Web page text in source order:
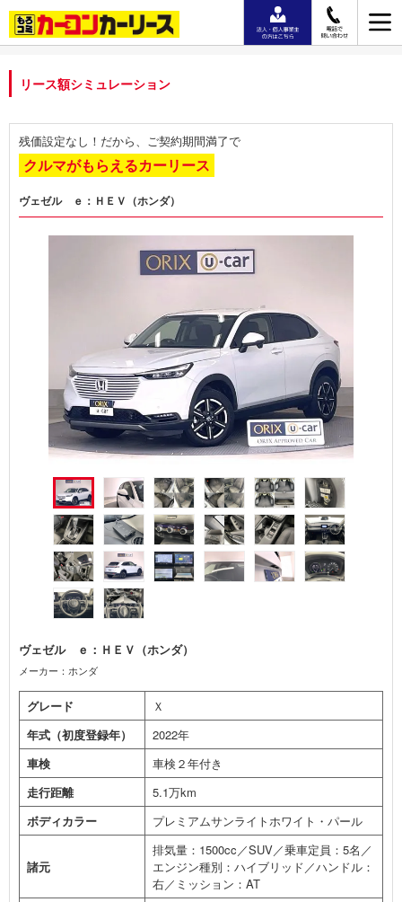
リース額シミュレーション
残価設定なし！だから、ご契約期間満了で
クルマがもらえるカーリース
ヴェゼル ｅ：ＨＥＶ（ホンダ）
ヴェゼル ｅ：ＨＥＶ（ホンダ）
メーカー：ホンダ
グレード
Ｘ
年式（初度登録年）
2022年
車検
車検２年付き
走行距離
5.1万km
ボディカラー
プレミアムサンライトホワイト・パール
諸元
排気量：1500cc／SUV／乗車定員：5名／
エンジン種別：ハイブリッド／ハンドル：
右／ミッション：AT